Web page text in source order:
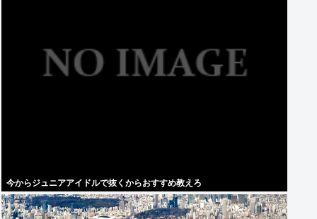
今からジュニアアイドルで抜くからおすすめ教えろ